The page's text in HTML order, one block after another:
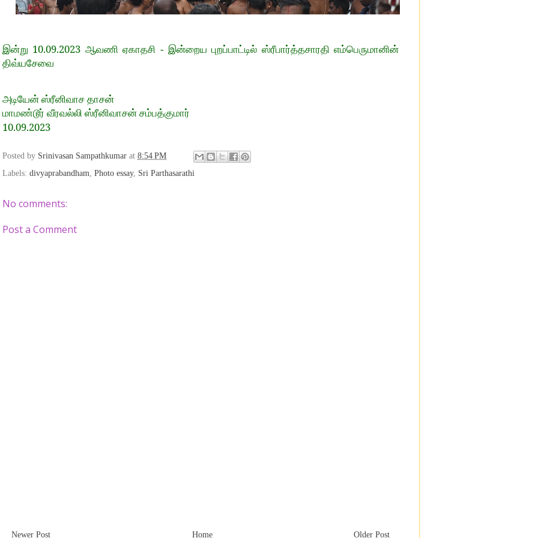
இன்று 10.09.2023 ஆவணி ஏகாதசி - இன்றைய புறப்பாட்டில் ஸ்ரீபார்த்தசாரதி எம்பெருமானின்
திவ்யசேவை
அடியேன் ஸ்ரீனிவாச தாசன்
மாமண்டூர் வீரவல்லி ஸ்ரீனிவாசன் சம்பத்குமார்
10.09.2023
Posted by Srinivasan Sampathkumar at 8:54 PM
Labels: divyaprabandham, Photo essay, Sri Parthasarathi
No comments:
Post a Comment
Newer Post Older Post
Home